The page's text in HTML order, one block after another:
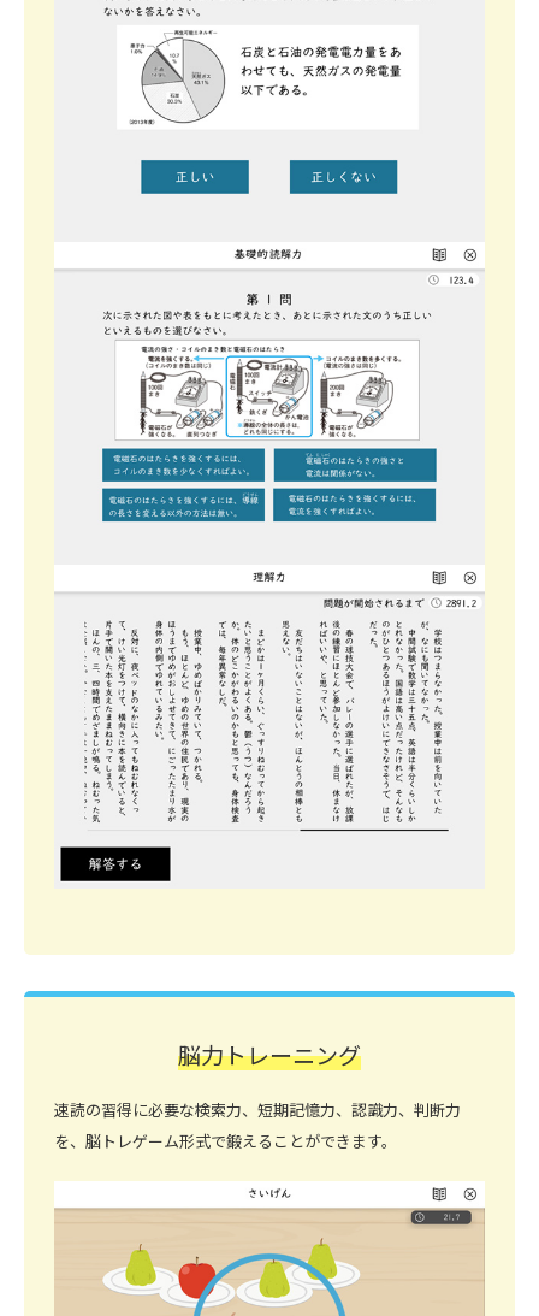
脳力トレーニング
速読の習得に必要な検索力、短期記憶力、認識力、判断力
を、脳トレゲーム形式で鍛えることができます。